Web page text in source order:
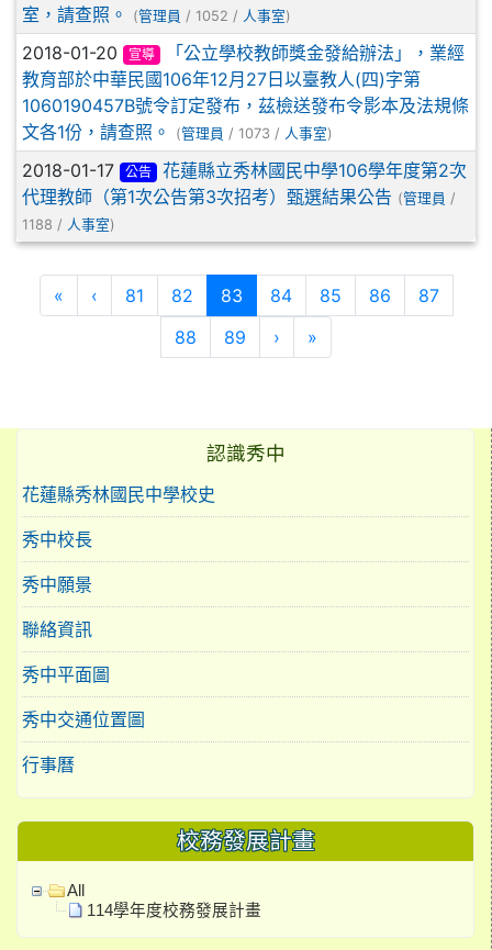
室，請查照。
(管理員 / 1052 / 人事室)
2018-01-20 宣導
「公立學校教師獎金發給辦法」，業經
教育部於中華民國106年12月27日以臺教人(四)字第
1060190457B號令訂定發布，茲檢送發布令影本及法規條
文各1份，請查照。
(管理員 / 1073 / 人事室)
2018-01-17 公告
花蓮縣立秀林國民中學106學年度第2次
代理教師（第1次公告第3次招考）甄選結果公告 (管理員 /
1188 / 人事室)
«第一頁
‹上一頁
81 82 83(目前頁次)
84 85 86
87
88
89 ›下一頁
»最後頁
認識秀中
花蓮縣秀林國民中學校史
秀中校長
秀中願景
聯絡資訊
秀中平面圖
秀中交通位置圖
行事曆
校務發展計畫
All
114學年度校務發展計畫